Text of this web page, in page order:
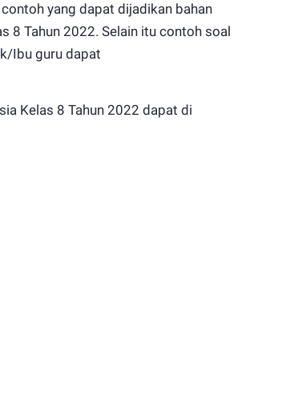
yang dapat dijadikan bahan
8 Tahun 2022. Selain itu contoh soal
Ibu guru dapat
Kelas 8 Tahun 2022 dapat di